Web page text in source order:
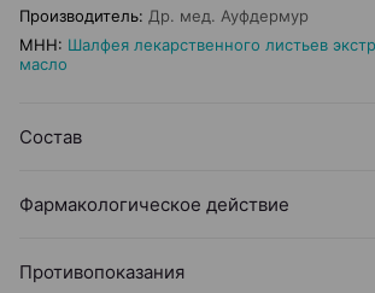
Производитель: Др. мед. Ауфдермур
МНН: Шалфея лекарственного листьев
масло
Состав
Фармакологическое действие
Противопоказания